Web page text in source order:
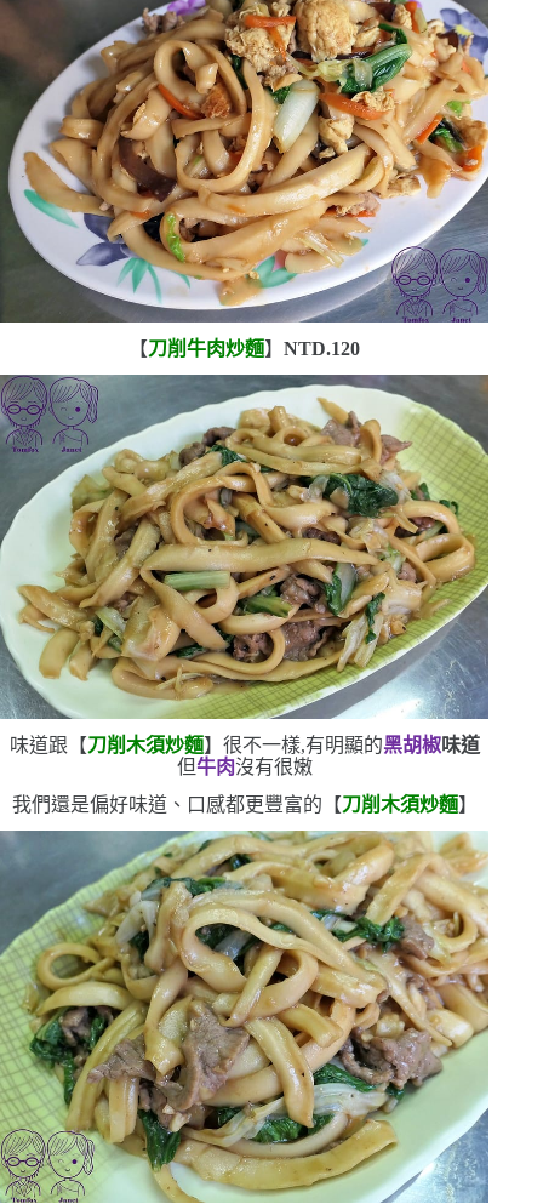
【刀削牛肉炒麵】NTD.120
味道跟【刀削木須炒麵】很不一樣,有明顯的黑胡椒味道
但牛肉沒有很嫩
我們還是偏好味道、口感都更豐富的【刀削木須炒麵】